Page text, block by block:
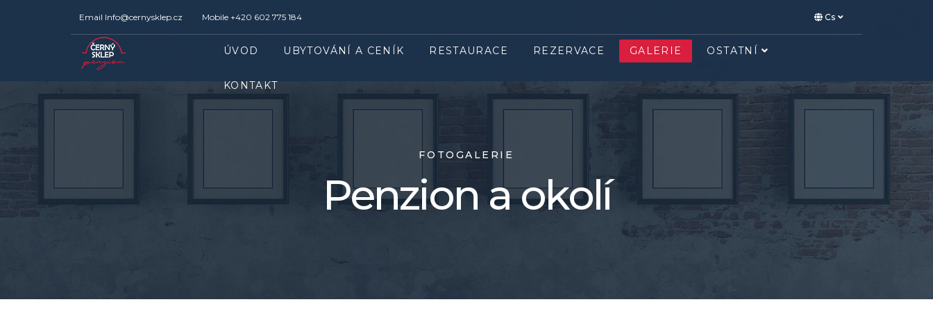
Email Info@cernysklep.cz Mobile +420 602 775 184 Cs
ÚVOD UBYTOVÁNÍ A CENÍK RESTAURACE REZERVACE GALERIE OSTATNÍ
KONTAKT
FOTOGALERIE
Penzion a okolí